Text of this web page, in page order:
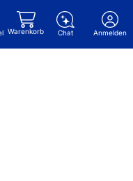
Warenkorb Chat Anmelden